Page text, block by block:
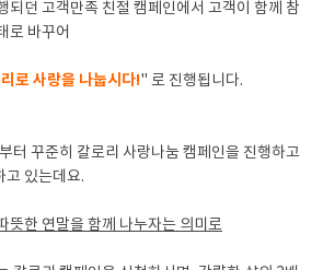
되던 고객만족 친절 캠페인에서 고객이 함께 참
로 바꾸어
로 사랑을 나눕시다!" 로 진행됩니다.
터 꾸준히 칼로리 사랑나눔 캠페인을 진행하고
고 있는데요.
뜻한 연말을 함께 나누자는 의미로